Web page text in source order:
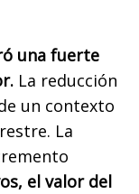
una fuerte
La reducción
un contexto
La
el valor del